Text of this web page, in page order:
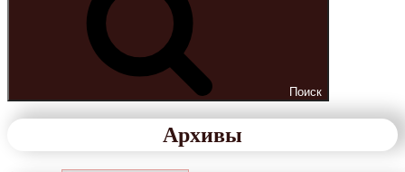
Поиск
Архивы